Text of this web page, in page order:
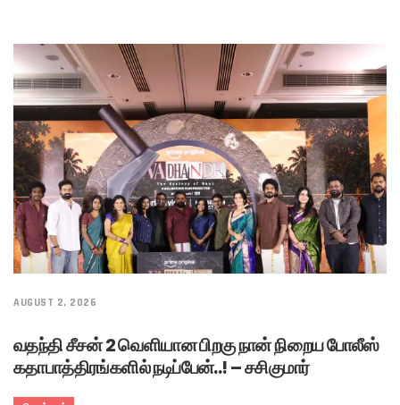
AUGUST 2, 2026
வதந்தி சீசன் 2 வெளியான பிறகு நான் நிறைய போலீஸ்
கதாபாத்திரங்களில் நடிப்பேன்..! – சசிகுமார்